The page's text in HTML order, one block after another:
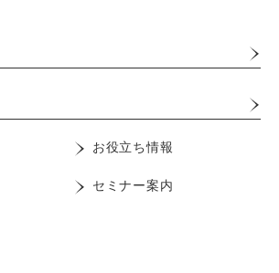
お役立ち情報
セミナー案内